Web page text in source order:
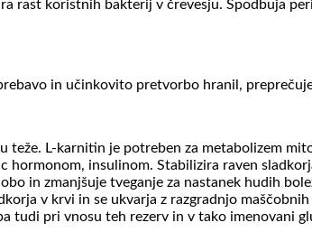
rast koristnih bakterij v črevesju. Spodbuja
in učinkovito pretvorbo hranil,
teže. L-karnitin je potreben za metabolizem
insulinom. Stabilizira raven
in zmanjšuje tveganje za nastanek hudih
v krvi in ​​se ukvarja z razgradnjo
tudi pri vnosu teh rezerv in v tako imenovani